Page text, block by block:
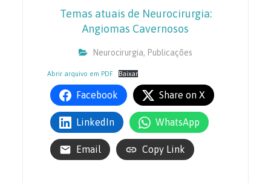
Temas atuais de Neurocirurgia:
Angiomas Cavernosos
Neurocirurgia, Publicações
Abrir arquivo em PDF Baixar
Facebook Share on X
LinkedIn WhatsApp
Email Copy Link